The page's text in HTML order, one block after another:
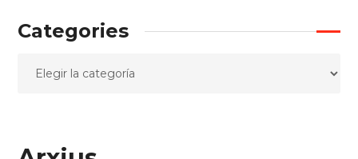
Categories